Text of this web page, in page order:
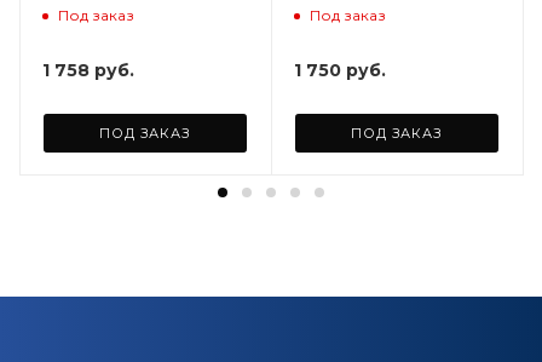
(Светло-бежевый)
Под заказ
1 758 руб.
ПОД ЗАКАЗ
ARD258086
Под заказ
1 750 руб.
ПОД ЗАКАЗ